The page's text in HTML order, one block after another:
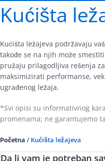
Kućišta
Kućišta ležajeva podržavaju
takođe se na njih može
pružaju prilagodljiva rešenja
maksimizirati performanse,
ugrađenog ležaja.
*Svi opisi su informativnog
promenama; ne garantujemo
Početna / Kućišta ležajeva
Da li vam je potreban